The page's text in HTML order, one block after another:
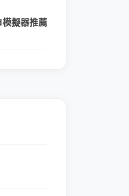
擬器推薦